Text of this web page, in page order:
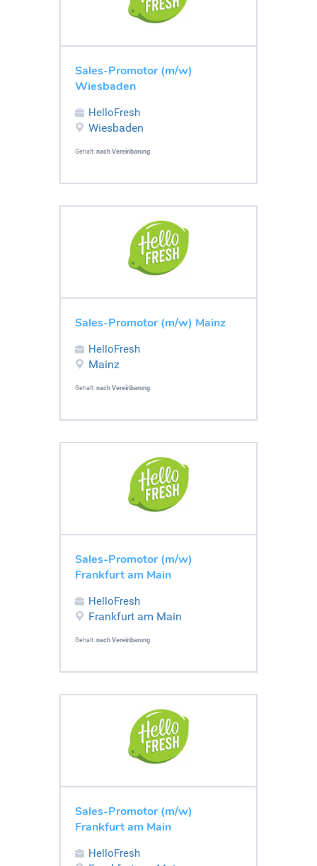
Sales-Promotor (m/w)
Wiesbaden
HelloFresh
Wiesbaden
Gehalt: nach Vereinbarung
Sales-Promotor (m/w) Mainz
HelloFresh
Mainz
Gehalt: nach Vereinbarung
Sales-Promotor (m/w)
Frankfurt am Main
HelloFresh
Frankfurt am Main
Gehalt: nach Vereinbarung
Sales-Promotor (m/w)
Frankfurt am Main
HelloFresh